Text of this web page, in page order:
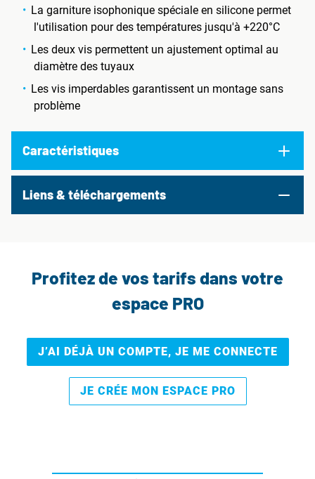
La garniture isophonique spéciale en silicone permet
l'utilisation pour des températures jusqu'à +220°C
Les deux vis permettent un ajustement optimal au
diamètre des tuyaux
Les vis imperdables garantissent un montage sans
problème
Caractéristiques
Liens & téléchargements
Profitez de vos tarifs dans votre
espace PRO
J’AI DÉJÀ UN COMPTE, JE ME CONNECTE
JE CRÉE MON ESPACE PRO